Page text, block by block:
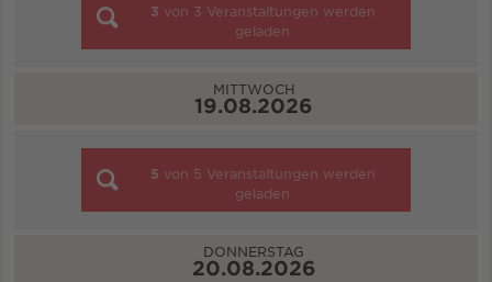
3 von 3 Veranstaltungen werden
geladen
MITTWOCH
19.08.2026
5 von 5 Veranstaltungen werden
geladen
DONNERSTAG
20.08.2026